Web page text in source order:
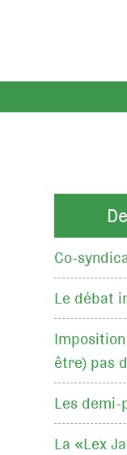
Co-
Le débat
être) pas
Les
La «Lex